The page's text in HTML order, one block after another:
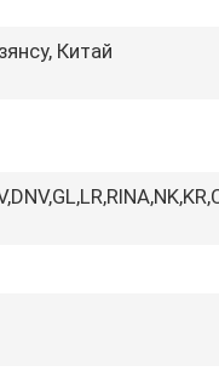
Китай